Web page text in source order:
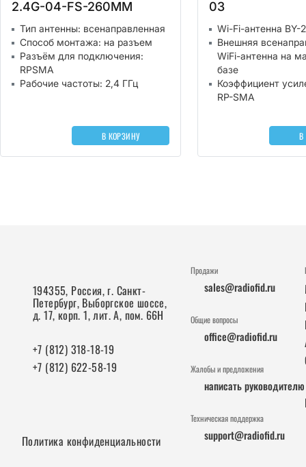
2.4G-04-FS-260MM
Тип антенны: всенаправленная
Способ монтажа: на разъем
Разъём для подключения:
RPSMA
Рабочие частоты: 2,4 ГГц
В КОРЗИНУ
03
Wi-Fi-антенна
Внешняя
WiFi-антенна на
базе
Коэффициент
RP-SMA
В
194355, Россия, г. Санкт-
Петербург, Выборгское шоссе,
д. 17, корп. 1, лит. А, пом. 66Н
+7 (812) 318-18-19
+7 (812) 622-58-19
Политика конфиденциальности
Продажи
sales@radiofid.ru
Общие вопросы
office@radiofid.ru
Жалобы и предложения
написать руководителю
Техническая поддержка
support@radiofid.ru